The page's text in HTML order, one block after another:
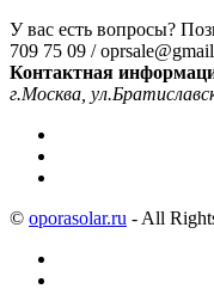
У вас есть вопросы?
709 75 09 /
Контактная
г.Москва,
© oporasolar.ru - All